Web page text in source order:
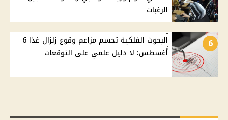
الرغبات
6
البحوث الفلكية تحسم مزاعم وقوع زلزال غدًا 6
أغسطس: لا دليل علمي على التوقعات